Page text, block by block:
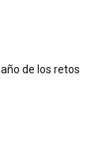
de los retos